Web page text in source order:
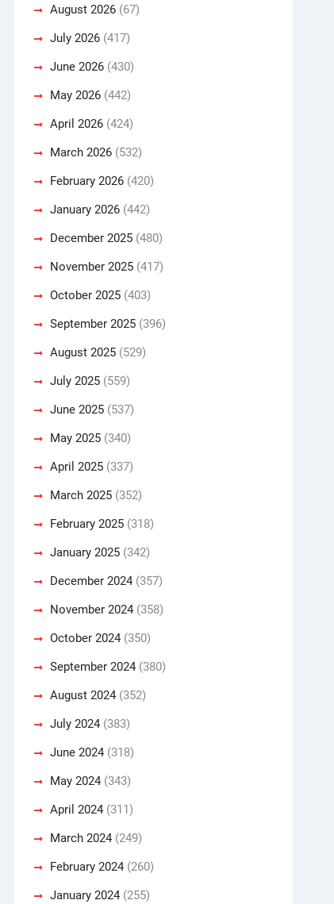
August 2026 (67)
July 2026 (417)
June 2026 (430)
May 2026 (442)
April 2026 (424)
March 2026 (532)
February 2026 (420)
January 2026 (442)
December 2025 (480)
November 2025 (417)
October 2025 (403)
September 2025 (396)
August 2025 (529)
July 2025 (559)
June 2025 (537)
May 2025 (340)
April 2025 (337)
March 2025 (352)
February 2025 (318)
January 2025 (342)
December 2024 (357)
November 2024 (358)
October 2024 (350)
September 2024 (380)
August 2024 (352)
July 2024 (383)
June 2024 (318)
May 2024 (343)
April 2024 (311)
March 2024 (249)
February 2024 (260)
January 2024 (255)